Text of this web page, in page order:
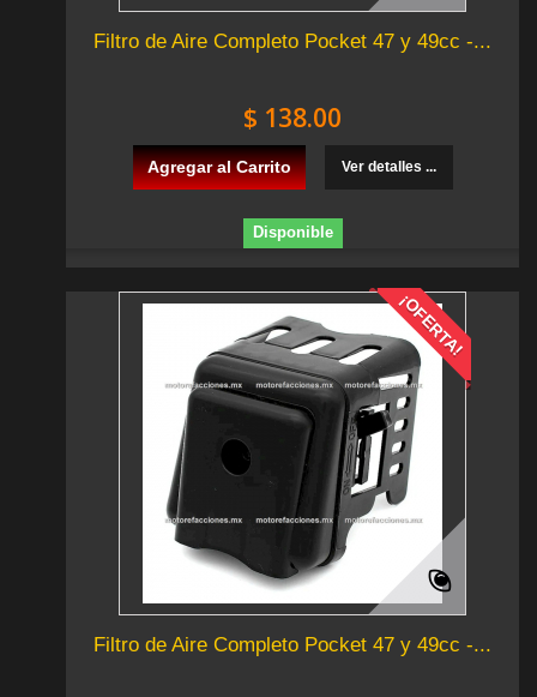
Filtro de Aire Completo Pocket 47 y 49cc -...
$ 138.00
Agregar al Carrito Ver detalles ...
Disponible
¡OFERTA!
Filtro de Aire Completo Pocket 47 y 49cc -...